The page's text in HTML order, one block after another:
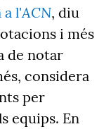
a l'ACN, diu
i més
de notar
considera
per
equips. En